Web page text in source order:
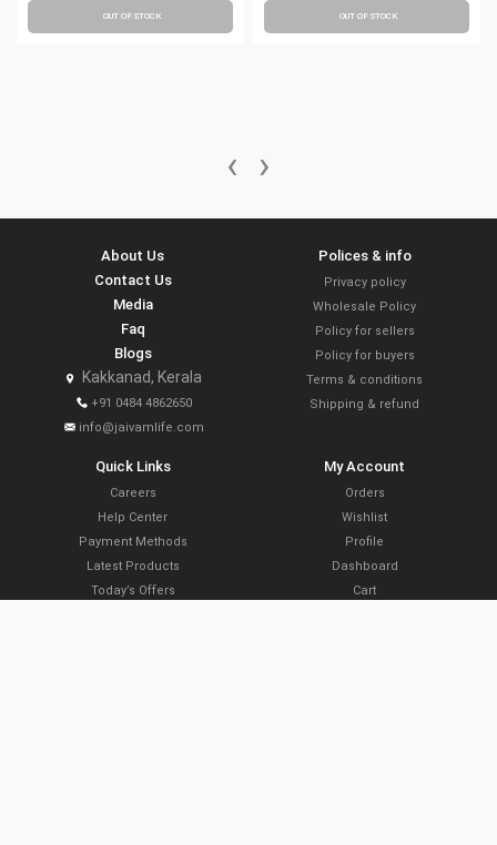
OUT OF STOCK OUT OF STOCK
‹ ›
About Us
Contact Us
Media
Faq
Blogs
Kakkanad, Kerala
+91 0484 4862650
info@jaivamlife.com
Polices & info
Privacy policy
Wholesale Policy
Policy for sellers
Policy for buyers
Terms & conditions
Shipping & refund
Quick Links
Careers
Help Center
Payment Methods
Latest Products
Today’s Offers
My Account
Orders
Wishlist
Profile
Dashboard
Cart